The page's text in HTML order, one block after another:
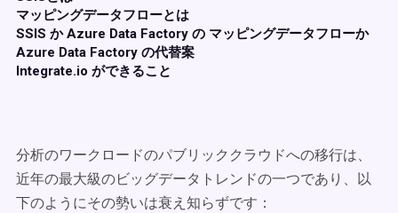
マッピングデータフローとは
SSIS か Azure Data Factory の マッピングデータフローか
Azure Data Factory の代替案
Integrate.io ができること
分析のワークロードのパブリッククラウドへの移行は、
近年の最大級のビッグデータトレンドの一つであり、以
下のようにその勢いは衰え知らずです：